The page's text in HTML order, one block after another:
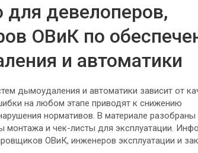
для девелоперов,
ОВиК по
и автоматики
дымоудаления и автоматики зависит от
на любом этапе приводят к снижению
нормативов. В материале разобраны
монтажа и чек-листы для эксплуатации.
ОВиК, инженеров эксплуатации и